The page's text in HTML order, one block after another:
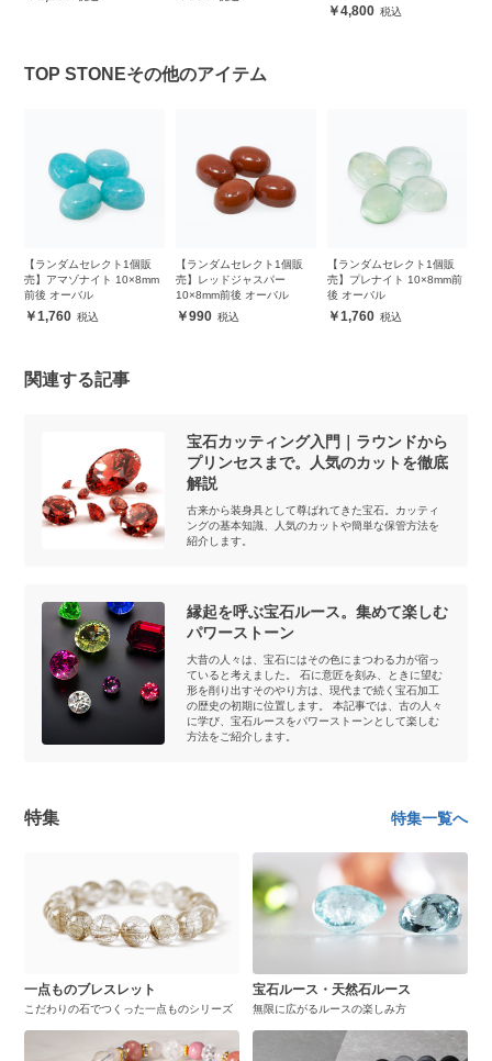
4,800
TOP STONEその他のアイテム
【ランダムセレクト1個販
売】アマゾナイト 10×8mm
前後 オーバル
1,760
【ランダムセレクト1個販
売】レッドジャスパー
10×8mm前後 オーバル
990
【ランダムセレクト1個販
売】プレナイト 10×8mm前
後 オーバル
1,760
関連する記事
宝石カッティング入門｜ラウンドから
プリンセスまで。人気のカットを徹底
解説
古来から装身具として尊ばれてきた宝石。カッティ
ングの基本知識、人気のカットや簡単な保管方法を
紹介します。
縁起を呼ぶ宝石ルース。集めて楽しむ
パワーストーン
大昔の人々は、宝石にはその色にまつわる力が宿っ
ていると考えました。 石に意匠を刻み、ときに望む
形を削り出すそのやり方は、現代まで続く宝石加工
の歴史の初期に位置します。 本記事では、古の人々
に学び、宝石ルースをパワーストーンとして楽しむ
方法をご紹介します。
特集 特集一覧へ
一点ものブレスレット
こだわりの石でつくった一点ものシリーズ
宝石ルース・天然石ルース
無限に広がるルースの楽しみ方